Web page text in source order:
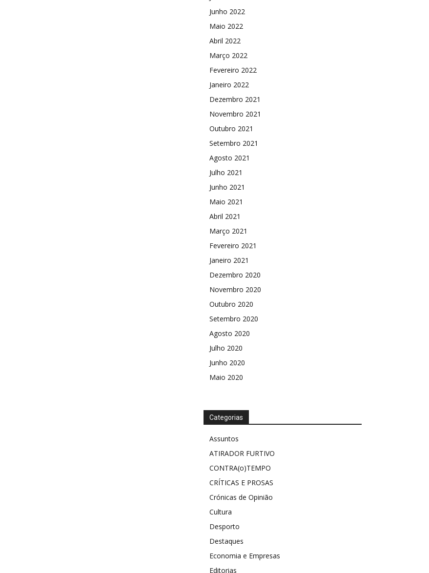
Junho 2022
Maio 2022
Abril 2022
Março 2022
Fevereiro 2022
Janeiro 2022
Dezembro 2021
Novembro 2021
Outubro 2021
Setembro 2021
Agosto 2021
Julho 2021
Junho 2021
Maio 2021
Abril 2021
Março 2021
Fevereiro 2021
Janeiro 2021
Dezembro 2020
Novembro 2020
Outubro 2020
Setembro 2020
Agosto 2020
Julho 2020
Junho 2020
Maio 2020
Categorias
Assuntos
ATIRADOR FURTIVO
CONTRA(o)TEMPO
CRÍTICAS E PROSAS
Crónicas de Opinião
Cultura
Desporto
Destaques
Economia e Empresas
Editorias